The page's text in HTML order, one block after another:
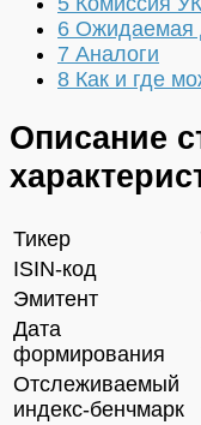
6 Ожидаемая
7 Аналоги
8 Как и где
Описание
Тикер
ISIN-код
Эмитент
Дата
формирования
Отслеживаемый
индекс-бенчмарк